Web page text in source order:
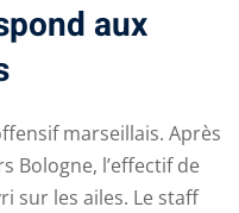
aux
marseillais. Après
Bologne, l’effectif de
sur les ailes. Le staff